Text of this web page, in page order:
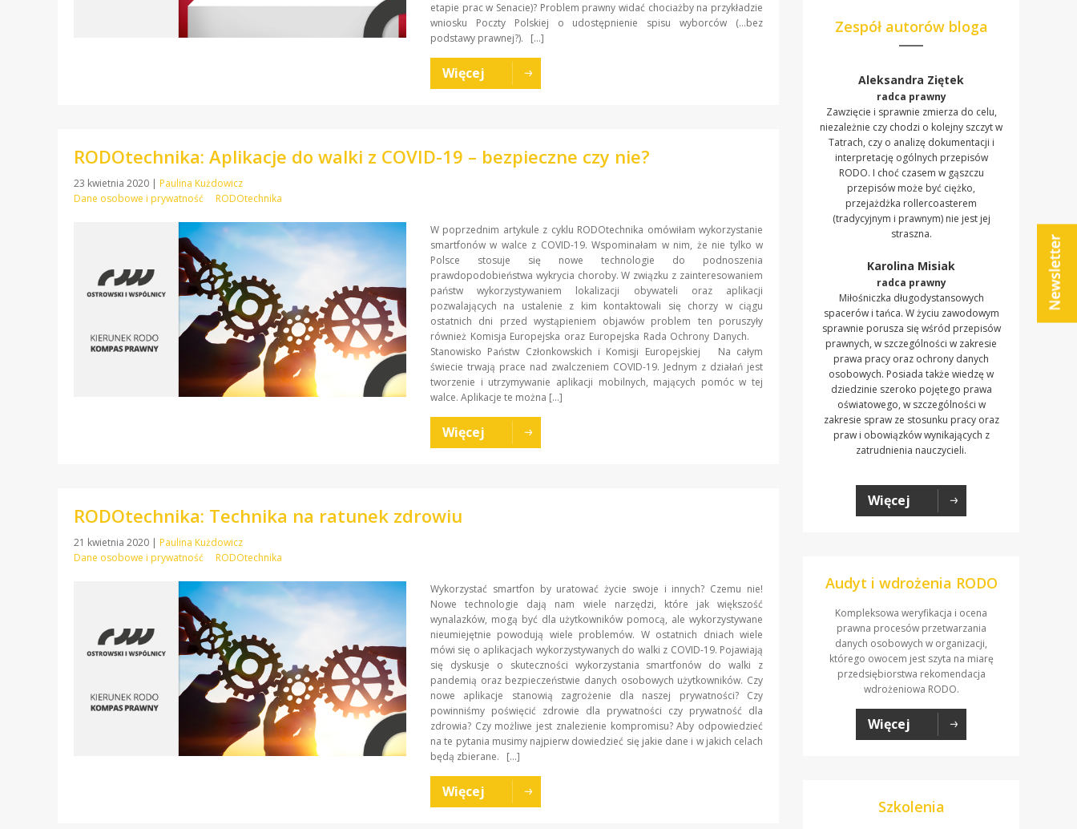
etapie prac w Senacie)? Problem prawny widać chociażby na przykładzie
wniosku Poczty Polskiej o udostępnienie spisu wyborców (…bez
podstawy prawnej?). […]
Więcej
RODOtechnika: Aplikacje do walki z COVID-19 – bezpieczne czy nie?
23 kwietnia 2020 | Paulina Kużdowicz
Dane osobowe i prywatność
RODOtechnika
W poprzednim artykule z cyklu RODOtechnika omówiłam wykorzystanie
smartfonów w walce z COVID-19. Wspominałam w nim, że nie tylko w
Polsce stosuje się nowe technologie do podnoszenia
prawdopodobieństwa wykrycia choroby. W związku z zainteresowaniem
państw wykorzystywaniem lokalizacji obywateli oraz aplikacji
pozwalających na ustalenie z kim kontaktowali się chorzy w ciągu
ostatnich dni przed wystąpieniem objawów problem ten poruszyły
również Komisja Europejska oraz Europejska Rada Ochrony Danych.
Stanowisko Państw Członkowskich i Komisji Europejskiej Na całym
świecie trwają prace nad zwalczeniem COVID-19. Jednym z działań jest
tworzenie i utrzymywanie aplikacji mobilnych, mających pomóc w tej
walce. Aplikacje te można […]
Więcej
RODOtechnika: Technika na ratunek zdrowiu
21 kwietnia 2020 | Paulina Kużdowicz
Dane osobowe i prywatność
RODOtechnika
Wykorzystać smartfon by uratować życie swoje i innych? Czemu nie!
Nowe technologie dają nam wiele narzędzi, które jak większość
wynalazków, mogą być dla użytkowników pomocą, ale wykorzystywane
nieumiejętnie powodują wiele problemów. W ostatnich dniach wiele
mówi się o aplikacjach wykorzystywanych do walki z COVID-19. Pojawiają
się dyskusje o skuteczności wykorzystania smartfonów do walki z
pandemią oraz bezpieczeństwie danych osobowych użytkowników. Czy
nowe aplikacje stanowią zagrożenie dla naszej prywatności? Czy
powinniśmy poświęcić zdrowie dla prywatności czy prywatność dla
zdrowia? Czy możliwe jest znalezienie kompromisu? Aby odpowiedzieć
na te pytania musimy najpierw dowiedzieć się jakie dane i w jakich celach
będą zbierane. […]
Więcej
Zespół autorów bloga
Aleksandra Ziętek
radca prawny
Zawzięcie i sprawnie zmierza do celu,
niezależnie czy chodzi o kolejny szczyt w
Tatrach, czy o analizę dokumentacji i
interpretację ogólnych przepisów
RODO. I choć czasem w gąszczu
przepisów może być ciężko,
przejażdżka rollercoasterem
(tradycyjnym i prawnym) nie jest jej
straszna.
Karolina Misiak
radca prawny
Miłośniczka długodystansowych
spacerów i tańca. W życiu zawodowym
sprawnie porusza się wśród przepisów
prawnych, w szczególności w zakresie
prawa pracy oraz ochrony danych
osobowych. Posiada także wiedzę w
dziedzinie szeroko pojętego prawa
oświatowego, w szczególności w
zakresie spraw ze stosunku pracy oraz
praw i obowiązków wynikających z
zatrudnienia nauczycieli.
Więcej
Audyt i wdrożenia RODO
Kompleksowa weryfikacja i ocena
prawna procesów przetwarzania
danych osobowych w organizacji,
którego owocem jest szyta na miarę
przedsiębiorstwa rekomendacja
wdrożeniowa RODO.
Więcej
Szkolenia